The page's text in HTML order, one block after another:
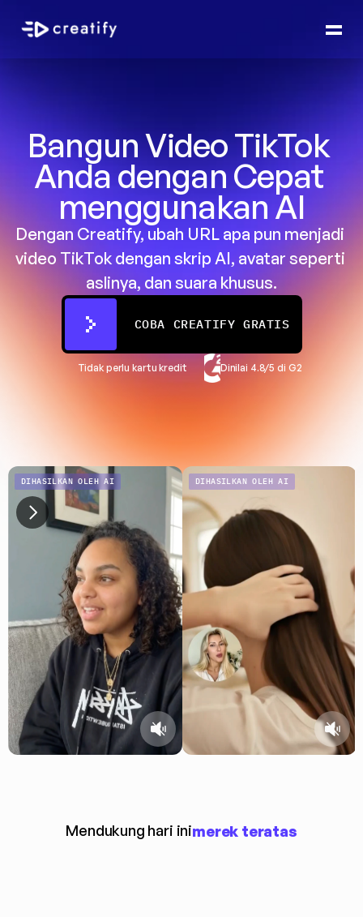
Bangun Video TikTok
Anda dengan Cepat
menggunakan AI
Dengan Creatify, ubah URL apa pun menjadi
video TikTok dengan skrip AI, avatar seperti
aslinya, dan suara khusus.
COBA CREATIFY GRATIS
Tidak perlu kartu kredit Dinilai 4.8/5 di G2
DIHASILKAN OLEH AI DIHASILKAN OLEH AI
Mendukung hari inimerek teratas